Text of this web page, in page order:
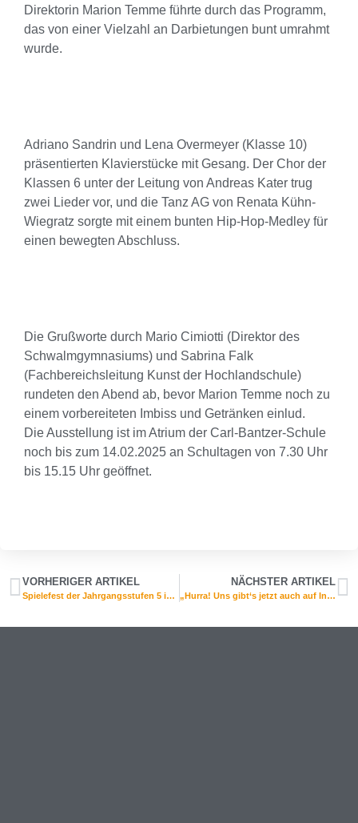
Direktorin Marion Temme führte durch das Programm,
das von einer Vielzahl an Darbietungen bunt umrahmt
wurde.
Adriano Sandrin und Lena Overmeyer (Klasse 10)
präsentierten Klavierstücke mit Gesang. Der Chor der
Klassen 6 unter der Leitung von Andreas Kater trug
zwei Lieder vor, und die Tanz AG von Renata Kühn-
Wiegratz sorgte mit einem bunten Hip-Hop-Medley für
einen bewegten Abschluss.
Die Grußworte durch Mario Cimiotti (Direktor des
Schwalmgymnasiums) und Sabrina Falk
(Fachbereichsleitung Kunst der Hochlandschule)
rundeten den Abend ab, bevor Marion Temme noch zu
einem vorbereiteten Imbiss und Getränken einlud.
Die Ausstellung ist im Atrium der Carl-Bantzer-Schule
noch bis zum 14.02.2025 an Schultagen von 7.30 Uhr
bis 15.15 Uhr geöffnet.
VORHERIGER ARTIKEL
Spielefest der Jahrgangsstufen 5 im neuen Schuljahr
NÄCHSTER ARTIKEL
„Hurra! Uns gibt‘s jetzt auch auf Insta!“